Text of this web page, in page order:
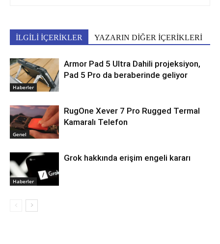
İLGİLİ İÇERİKLER YAZARIN DİĞER İÇERİKLERİ
Haberler
Armor Pad 5 Ultra Dahili projeksiyon,
Pad 5 Pro da beraberinde geliyor
Genel
RugOne Xever 7 Pro Rugged Termal
Kamaralı Telefon
Haberler
Grok hakkında erişim engeli kararı